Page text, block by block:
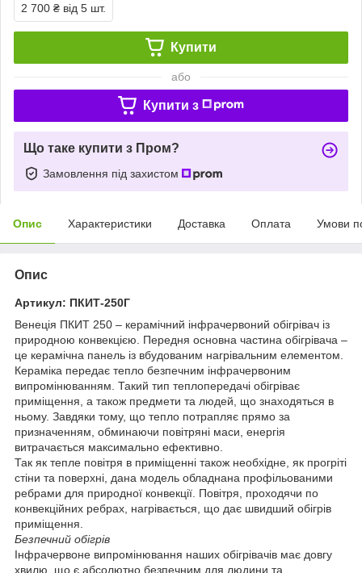
2 700 ₴ від 5 шт.
Купити
або
Купити з
Що таке купити з Пром?
Замовлення під захистом
Опис Характеристики Доставка Оплата Умови
Опис
Артикул: ПКИТ-250Г
Венеція ПКИТ 250 – керамічний інфрачервоний обігрівач із
природною конвекцією. Передня основна частина обігрівача –
це керамічна панель із вбудованим нагрівальним елементом.
Кераміка передає тепло безпечним інфрачервоним
випромінюванням. Такий тип теплопередачі обігріває
приміщення, а також предмети та людей, що знаходяться в
ньому. Завдяки тому, що тепло потрапляє прямо за
призначенням, обминаючи повітряні маси, енергія
витрачається максимально ефективно.
Так як тепле повітря в приміщенні також необхідне, як прогріті
стіни та поверхні, дана модель обладнана профільованими
ребрами для природної конвекції. Повітря, проходячи по
конвекційних ребрах, нагрівається, що дає швидший обігрів
приміщення.
Безпечний обігрів
Інфрачервоне випромінювання наших обігрівачів має довгу
хвилю, що є абсолютно безпечним для людини та